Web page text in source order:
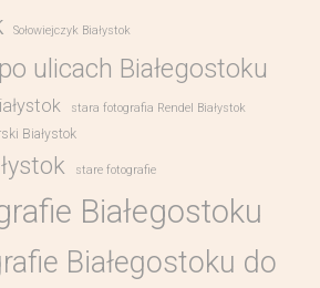
Sołowiejczyk Białystok
ulicach Białegostoku
stara fotografia Rendel Białystok
Białystok
stare fotografie
Białegostoku
Białegostoku do